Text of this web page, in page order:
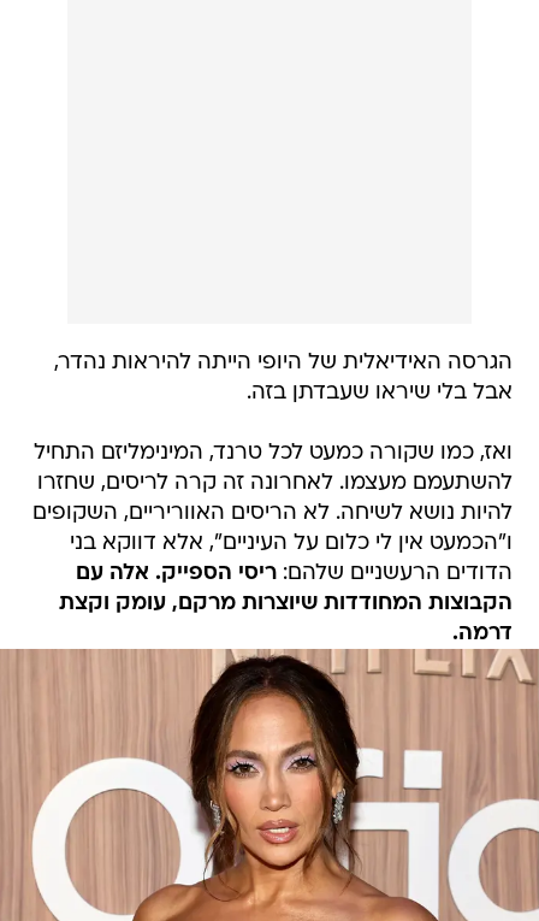
הגרסה האידיאלית של היופי הייתה להיראות נהדר,
אבל בלי שיראו שעבדתן בזה.
ואז, כמו שקורה כמעט לכל טרנד, המינימליזם התחיל
להשתעמם מעצמו. לאחרונה זה קרה לריסים, שחזרו
להיות נושא לשיחה. לא הריסים האווריריים, השקופים
ו"הכמעט אין לי כלום על העיניים", אלא דווקא בני
הדודים הרעשניים שלהם:ריסי הספייק. אלה עם
הקבוצות המחודדות שיוצרות מרקם, עומק וקצת
דרמה.